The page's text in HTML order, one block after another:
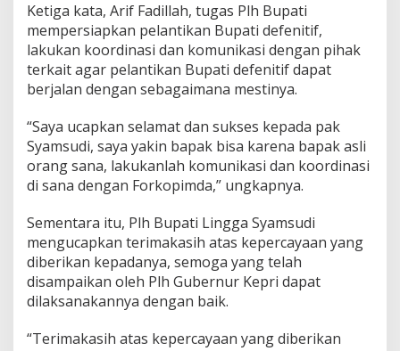
Ketiga kata, Arif Fadillah, tugas Plh Bupati
mempersiapkan pelantikan Bupati defenitif,
lakukan koordinasi dan komunikasi dengan pihak
terkait agar pelantikan Bupati defenitif dapat
berjalan dengan sebagaimana mestinya.
“Saya ucapkan selamat dan sukses kepada pak
Syamsudi, saya yakin bapak bisa karena bapak asli
orang sana, lakukanlah komunikasi dan koordinasi
di sana dengan Forkopimda,” ungkapnya.
Sementara itu, Plh Bupati Lingga Syamsudi
mengucapkan terimakasih atas kepercayaan yang
diberikan kepadanya, semoga yang telah
disampaikan oleh Plh Gubernur Kepri dapat
dilaksanakannya dengan baik.
“Terimakasih atas kepercayaan yang diberikan